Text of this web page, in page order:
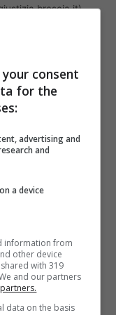
garantiti
sportello,
definito
servizio
errori
e truffe di
le
consent
for the
advertising and
and
a device
information from
other device
with 319
and our partners
data on the basis